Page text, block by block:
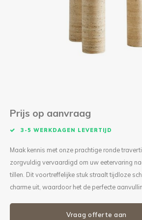
Prijs op aanvraag
3-5 WERKDAGEN LEVERTIJD
Maak kennis met onze prachtige ronde
zorgvuldig vervaardigd om uw eetervaring
tillen. Dit voortreffelijke stuk straalt tijdloze
charme uit, waardoor het de perfecte
Vraag offerte aan